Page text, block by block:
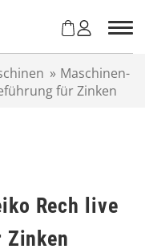
» Maschinen-
für Zinken
Rech live
Zinken